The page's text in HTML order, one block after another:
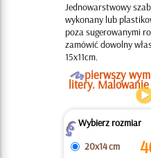
Jednowarstwowy
wykonany lub
poza sugerowanymi
zamówić dowolny
15x11cm.
Opierwszy
litery. Malowanie
ZWybierz rozmiar
20x14 cm